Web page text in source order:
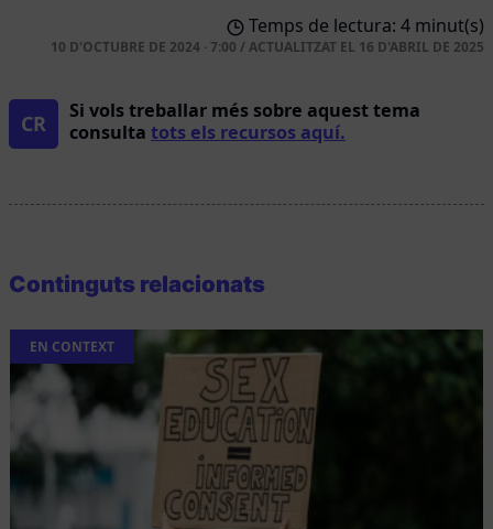
Temps de lectura: 4 minut(s)
10 D'OCTUBRE DE 2024 · 7:00 /ACTUALITZAT EL 16 D'ABRIL DE 2025
CR
Si vols treballar més sobre aquest tema
consulta tots els recursos aquí.
Continguts relacionats
EN CONTEXT